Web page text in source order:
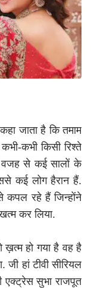
जाता है कि तमाम
कभी किसी रिश्ते
वजह से कई सालों के
कई लोग हैरान हैं.
कपल रहे हैं जिन्होंने
कर लिया.
ख़त्म हो गया है वह है
हां टीवी सीरियल
एक्ट्रेस सुभा राजपूत